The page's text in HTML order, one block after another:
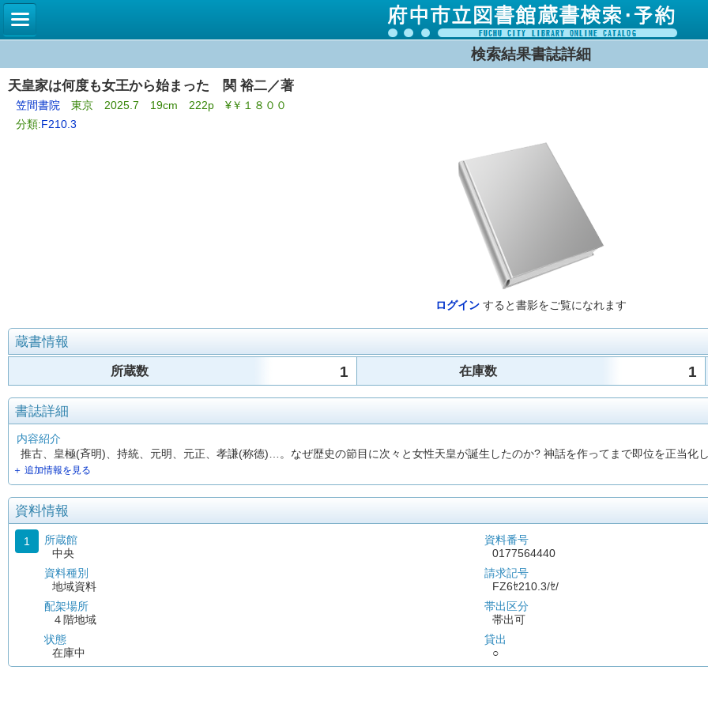
検索結果書誌詳細
天皇家は何度も女王から始まった 関 裕二／著
笠間書院 東京 2025.7 19cm 222p ¥￥１８００
分類:F210.3
ログイン すると書影をご覧になれます
蔵書情報
所蔵数 1 在庫数 1
書誌詳細
内容紹介
推古、皇極(斉明)、持統、元明、元正、孝謙(称徳)…。なぜ歴史の節目に次々と女性天皇が誕生したのか? 神話を作ってまで即位を正当化
＋ 追加情報を見る
資料情報
1
所蔵館
中央
資料種別
地域資料
配架場所
４階地域
状態
在庫中
資料番号
0177564440
請求記号
FZ6ｾ210.3/ｾ/
帯出区分
帯出可
貸出
○